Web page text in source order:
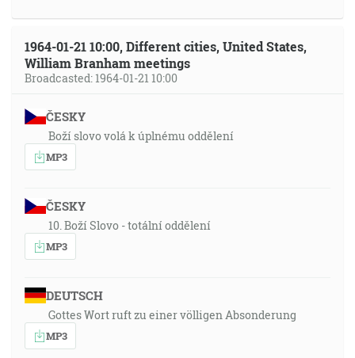
1964-01-21 10:00, Different cities, United States,
William Branham meetings
Broadcasted: 1964-01-21 10:00
ČESKY
Boží slovo volá k úplnému oddělení
MP3
ČESKY
10. Boží Slovo - totální oddělení
MP3
DEUTSCH
Gottes Wort ruft zu einer völligen Absonderung
MP3